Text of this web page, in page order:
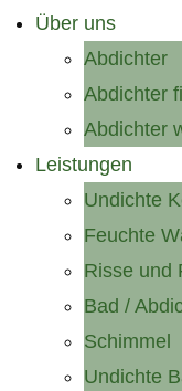
Über uns
Abdichter
Abdichter
Abdichter
Leistungen
Undichte
Feuchte
Risse und
Bad /
Schimmel
Undichte